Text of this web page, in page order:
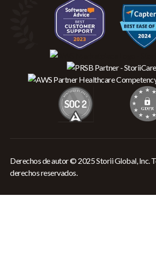
Derechos de autor © 2025 Storii Global, Inc.
derechos reservados.